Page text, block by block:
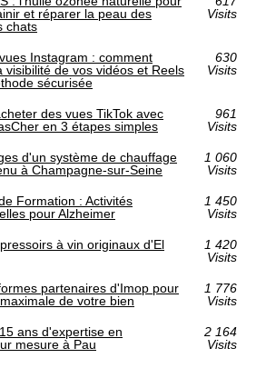
et réparer la peau des
chats
Visits
Instagram : comment
visibilité de vos vidéos et Reels
sécurisée
630
Visits
des vues TikTok avec
en 3 étapes simples
961
Visits
d'un système de chauffage
à Champagne-sur-Seine
1 060
Visits
Formation : Activités
pour Alzheimer
1 450
Visits
à vin originaux d'El
1 420
Visits
partenaires d'Imop pour
de votre bien
1 776
Visits
ans d'expertise en
mesure à Pau
2 164
Visits